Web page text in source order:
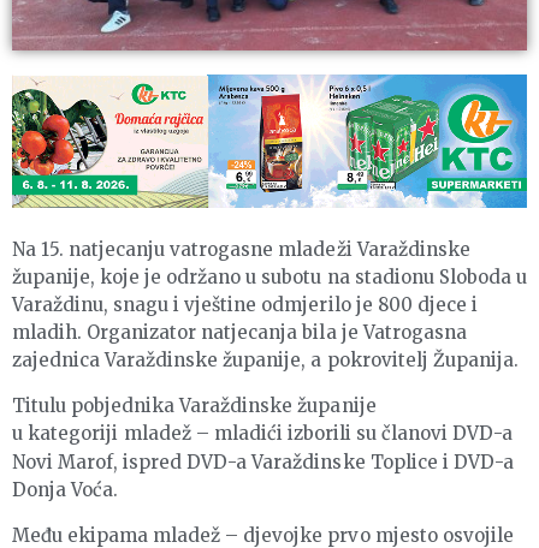
Na 15. natjecanju vatrogasne mladeži Varaždinske
županije, koje je održano u subotu na stadionu Sloboda u
Varaždinu, snagu i vještine odmjerilo je 800 djece i
mladih. Organizator natjecanja bila je Vatrogasna
zajednica Varaždinske županije, a pokrovitelj Županija.
Titulu pobjednika Varaždinske županije
u kategoriji mladež – mladići izborili su članovi DVD-a
Novi Marof, ispred DVD-a Varaždinske Toplice i DVD-a
Donja Voća.
Među ekipama mladež – djevojke prvo mjesto osvojile